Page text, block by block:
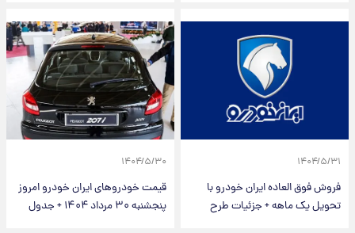
۱۴۰۴/۵/۳۱
فروش فوق العاده ایران خودرو با
تحویل یک ماهه + جزئیات طرح
۱۴۰۴/۵/۳۰
قیمت خودرو‌های ایران خودرو امروز
پنجشنبه ۳۰ مرداد ۱۴۰۴ + جدول